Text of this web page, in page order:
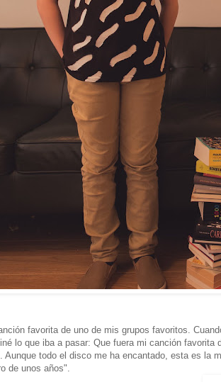
favorita de uno de mis grupos favoritos.
lo que iba a pasar: Que fuera mi canción
Aunque todo el disco me ha encantado, esta es la
de unos años".